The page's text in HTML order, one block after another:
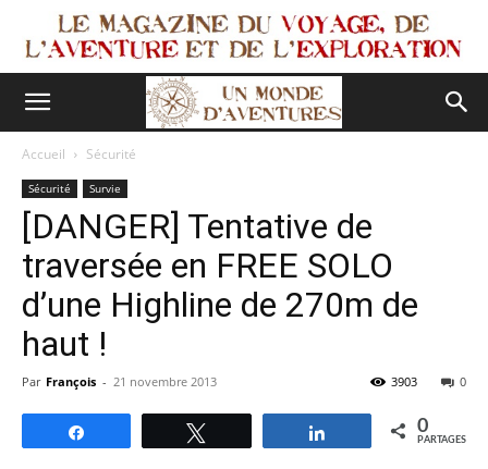
Accueil Sécurité
Sécurité Survie
[DANGER] Tentative de
traversée en FREE SOLO
d’une Highline de 270m de
haut !
Par François - 21 novembre 2013 0
3903
Partagez 0
PARTAGES